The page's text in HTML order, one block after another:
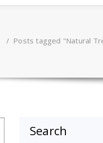
/ Posts tagged "Natural
Search